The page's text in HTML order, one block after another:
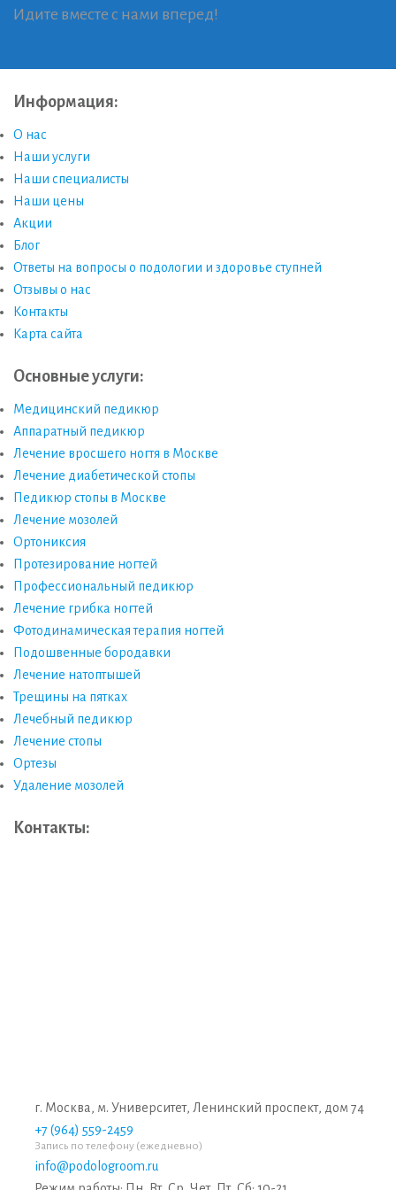
Идите вместе с нами вперед!
Информация:
О нас
Наши услуги
Наши специалисты
Наши цены
Акции
Блог
Ответы на вопросы о подологии и здоровье ступней
Отзывы о нас
Контакты
Карта сайта
Основные услуги:
Медицинский педикюр
Аппаратный педикюр
Лечение вросшего ногтя в Москве
Лечение диабетической стопы
Педикюр стопы в Москве
Лечение мозолей
Ортониксия
Протезирование ногтей
Профессиональный педикюр
Лечение грибка ногтей
Фотодинамическая терапия ногтей
Подошвенные бородавки
Лечение натоптышей
Трещины на пятках
Лечебный педикюр
Лечение стопы
Ортезы
Удаление мозолей
Контакты:
г. Москва, м. Университет, Ленинский проспект, дом 74
+7 (964) 559-2459
Запись по телефону (ежедневно)
info@podologroom.ru